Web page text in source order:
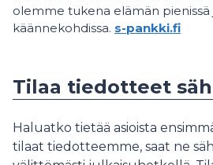
olemme tukena elämän pienissä
käännekohdissa. s-pankki.fi
Tilaa tiedotteet
Haluatko tietää asioista
tilaat tiedotteemme, saat ne